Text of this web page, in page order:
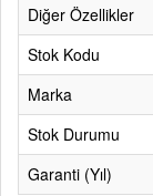
Diğer Özellikler
Stok Kodu
Marka
Stok Durumu
Garanti (Yıl)